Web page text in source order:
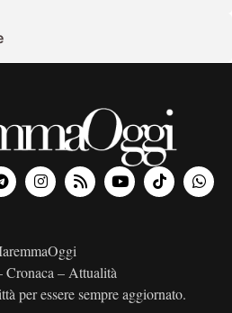
Cronaca – Attualità
per essere sempre aggiornato.